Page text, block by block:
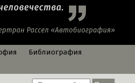
Библиография